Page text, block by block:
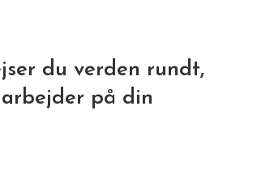
du verden rundt,
på din